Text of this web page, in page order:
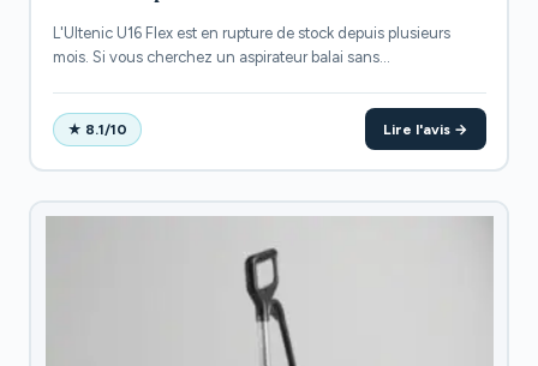
L'Ultenic U16 Flex est en rupture de stock depuis plusieurs
mois. Si vous cherchez un aspirateur balai sans...
★ 8.1/10 Lire l'avis →